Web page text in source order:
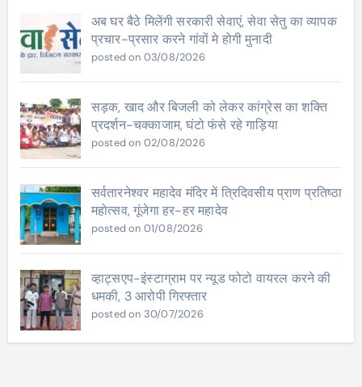
अब घर बैठे मिलेंगी सरकारी सेवाएं, सेवा सेतु का व्यापक
प्रचार-प्रसार करने गांवों मे होगी मुनादी
posted on 03/08/2026
सड़क, खाद और बिजली को लेकर कांग्रेस का शक्ति
प्रदर्शन-चक्काजाम, घंटो फंसे रहे गाड़िया
posted on 02/08/2026
सर्वतारनेश्वर महादेव मंदिर में त्रिदिवसीय प्राण प्रतिष्ठा
महोत्सव, गूंजेगा हर-हर महादेव
posted on 01/08/2026
व्हाट्सएप-इंस्टाग्राम पर न्यूड फोटो वायरल करने की
धमकी, 3 आरोपी गिरफ्तार
posted on 30/07/2026